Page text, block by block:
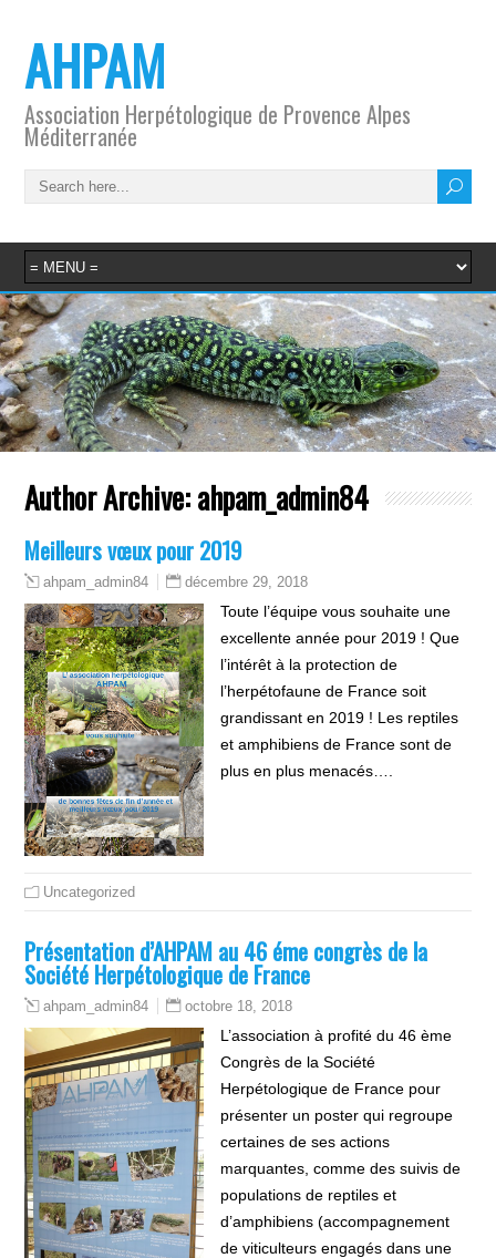
AHPAM
Association Herpétologique de Provence Alpes
Méditerranée
Author Archive:ahpam_admin84
Meilleurs vœux pour 2019
ahpam_admin84 décembre 29, 2018
Toute l’équipe vous souhaite une
excellente année pour 2019 ! Que
l’intérêt à la protection de
l’herpétofaune de France soit
grandissant en 2019 ! Les reptiles
et amphibiens de France sont de
plus en plus menacés….
Uncategorized
Présentation d’AHPAM au 46 éme congrès de la
Société Herpétologique de France
ahpam_admin84 octobre 18, 2018
L’association à profité du 46 ème
Congrès de la Société
Herpétologique de France pour
présenter un poster qui regroupe
certaines de ses actions
marquantes, comme des suivis de
populations de reptiles et
d’amphibiens (accompagnement
de viticulteurs engagés dans une